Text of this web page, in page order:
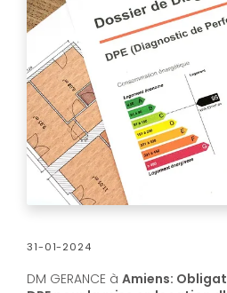
31-01-2024
DM GERANCE à Amiens: